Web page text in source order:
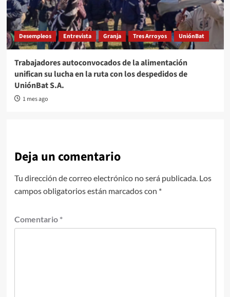
Desempleos Entrevista Granja Tres Arroyos UniónBat
Trabajadores autoconvocados de la alimentación
unifican su lucha en la ruta con los despedidos de
UniónBat S.A.
1 mes ago
Deja un comentario
Tu dirección de correo electrónico no será publicada. Los
campos obligatorios están marcados con *
Comentario *